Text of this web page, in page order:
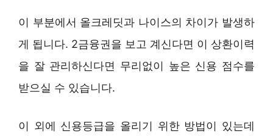
이 부분에서 올크레딧과 나이스의 차이가 발생하
게 됩니다. 2금융권을 보고 계신다면 이 상환이력
을 잘 관리하신다면 무리없이 높은 신용 점수를
받으실 수 있습니다.
이 외에 신용등급을 올리기 위한 방법이 있는데